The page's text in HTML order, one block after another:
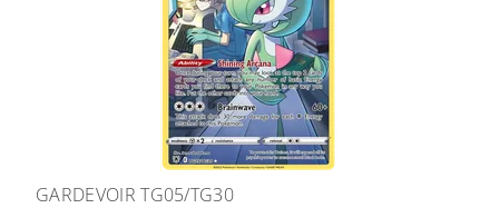
GARDEVOIR TG05/TG30